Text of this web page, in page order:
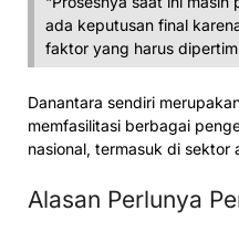
ada keputusan final
faktor yang harus
Danantara sendiri
memfasilitasi berbagai
nasional, termasuk di sektor
Alasan Perlunya